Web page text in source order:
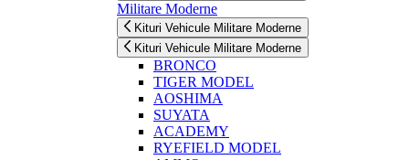
Militare Moderne
Kituri Vehicule Militare Moderne
Kituri Vehicule Militare Moderne
BRONCO
TIGER MODEL
AOSHIMA
SUYATA
ACADEMY
RYEFIELD MODEL